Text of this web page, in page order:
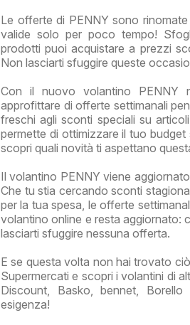
Le offerte di PENNY sono
valide solo per poco tempo!
prodotti puoi acquistare a prezzi
Non lasciarti sfuggire queste
Con il nuovo volantino PENNY
approfittare di offerte settimanali
freschi agli sconti speciali su
permette di ottimizzare il tuo
scopri quali novità ti aspettano
Il volantino PENNY viene
Che tu stia cercando sconti
per la tua spesa, le offerte
volantino online e resta aggiornato:
lasciarti sfuggire nessuna offerta.
E se questa volta non hai trovato
Supermercati e scopri i volantini di
Discount, Basko, bennet,
esigenza!